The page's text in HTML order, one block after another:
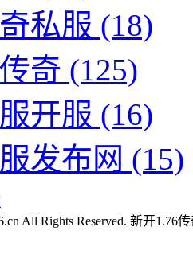
私服 (18)
奇 (125)
开服 (16)
发布网 (15)
All Rights Reserved. 新开1.76